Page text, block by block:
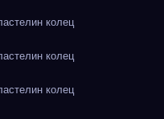
колец
колец
колец